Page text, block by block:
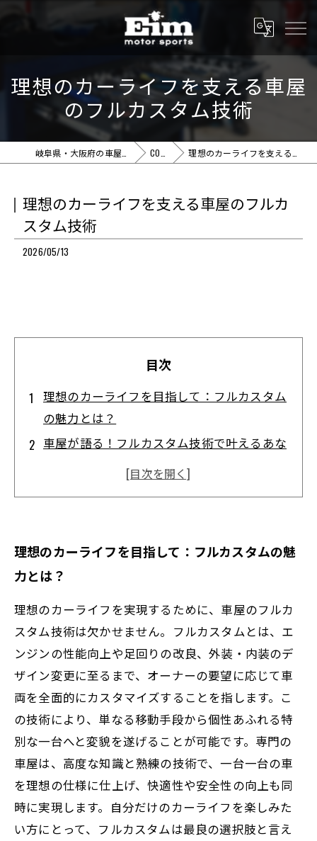
理想のカーライフを支える車屋
のフルカスタム技術
COLUMN 理想のカーライフを支える車屋のフルカスタム技術
理想のカーライフを支える車屋のフルカ
スタム技術
2026/05/13
目次
理想のカーライフを目指して：フルカスタム
の魅力とは？
車屋が語る！フルカスタム技術で叶えるあな
快適性
完成！理想のカーライフを実現したお客様の
声とその後の変化
フルカスタム技術の最新トレンドと今後の展
望
初心者必見！フルカスタム車を楽しむための
ポイントと注意点
理想のカーライフを目指して：フルカスタムの魅
力とは？
理想のカーライフを実現するために、車屋のフルカ
スタム技術は欠かせません。フルカスタムとは、エ
ンジンの性能向上や足回りの改良、外装・内装のデ
ザイン変更に至るまで、オーナーの要望に応じて車
両を全面的にカスタマイズすることを指します。こ
の技術により、単なる移動手段から個性あふれる特
別な一台へと変貌を遂げることが可能です。専門の
車屋は、高度な知識と熟練の技術で、一台一台の車
を理想の仕様に仕上げ、快適性や安全性の向上も同
時に実現します。自分だけのカーライフを楽しみた
い方にとって、フルカスタムは最良の選択肢と言え